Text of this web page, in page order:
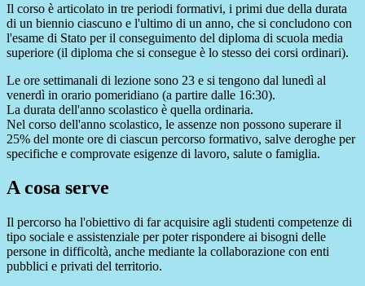
Il corso è articolato in tre periodi formativi, i primi due della durata
di un biennio ciascuno e l'ultimo di un anno, che si concludono con
l'esame di Stato per il conseguimento del diploma di scuola media
superiore (il diploma che si consegue è lo stesso dei corsi ordinari).
Le ore settimanali di lezione sono 23 e si tengono dal lunedì al
venerdì in orario pomeridiano (a partire dalle 16:30).
La durata dell'anno scolastico è quella ordinaria.
Nel corso dell'anno scolastico, le assenze non possono superare il
25% del monte ore di ciascun percorso formativo, salve deroghe per
specifiche e comprovate esigenze di lavoro, salute o famiglia.
A cosa serve
Il percorso ha l'obiettivo di far acquisire agli studenti competenze di
tipo sociale e assistenziale per poter rispondere ai bisogni delle
persone in difficoltà, anche mediante la collaborazione con enti
pubblici e privati del territorio.